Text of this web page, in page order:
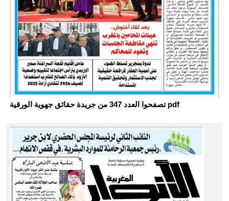
تصفحوا العدد 347 من جريدة حقائق جهوية الورقية pdf